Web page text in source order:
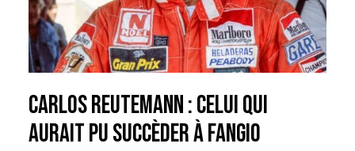
Carlos Reutemann : celui qui
aurait pu succèder à Fangio